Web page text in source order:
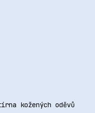
kožených oděvů